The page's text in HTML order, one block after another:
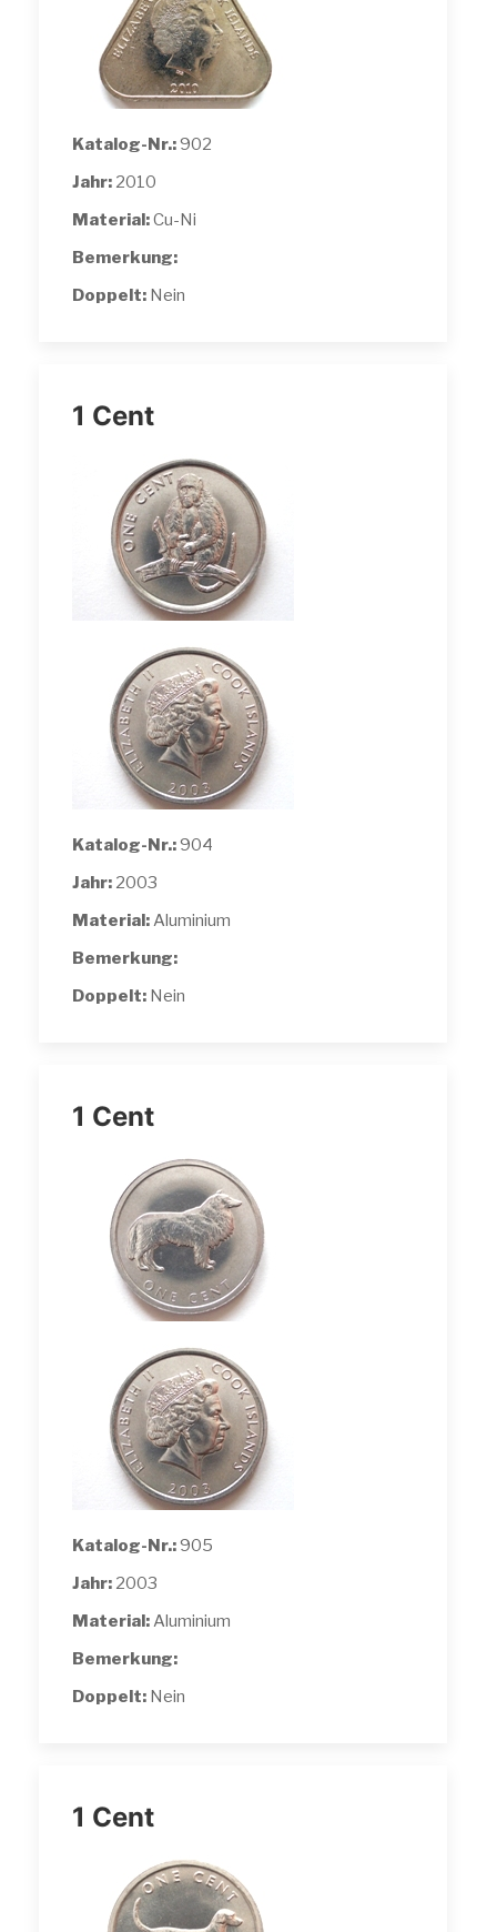
Katalog-Nr.:902
Jahr: 2010
Material:Cu-Ni
Bemerkung:
Doppelt: Nein
1 Cent
Katalog-Nr.:904
Jahr: 2003
Material:Aluminium
Bemerkung:
Doppelt: Nein
1 Cent
Katalog-Nr.:905
Jahr: 2003
Material:Aluminium
Bemerkung:
Doppelt: Nein
1 Cent